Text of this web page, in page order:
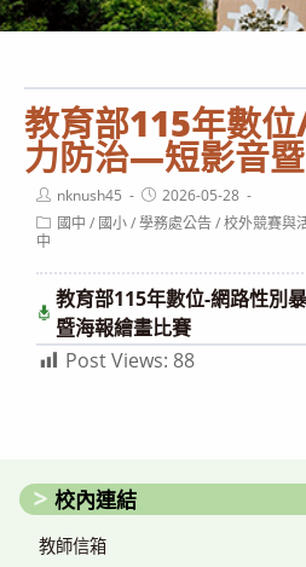
教育部115年數
力防治—短影音
Post
author:
nknush45
Post
published:
2026-05-28
Post
category:
國中 / 國小/學務處公告/校外競賽與
中
教育部115年數位-網路性別
暨海報繪畫比賽
Post Views: 88
校內連結
教師信箱